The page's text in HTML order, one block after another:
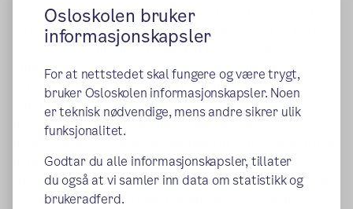
Osloskolen bruker
informasjonskapsler
For at nettstedet skal fungere og være trygt,
bruker Osloskolen informasjonskapsler. Noen
er teknisk nødvendige, mens andre sikrer ulik
funksjonalitet.
Godtar du alle informasjonskapsler, tillater
du også at vi samler inn data om statistikk og
brukeradferd.
dette leveres innen 10.juni, altså før sommerferien. Hvis
du melder inn barnet ditt hos oss i løpet av året, må du
også levere denne informasjonen hvis du ønsker lavere
oppholdsbetaling. Vi trenger skattemeldingen fra
fjoråret som dere printer ut fra Altinn, samt at dere
fyller ut dette skjemaet:
https://www.oslo.kommune.no/getfile.php/13133989/I
nnhold/Skole%20og%20utdanning/Aktivitetsskolen/Ege
nerklskjema-Aktivitetsskolen.pdf
(ekstern lenke)
Hvis dere har behov for veiledning eller hjelp, ta kontakt
med Mona Bjørnstad,